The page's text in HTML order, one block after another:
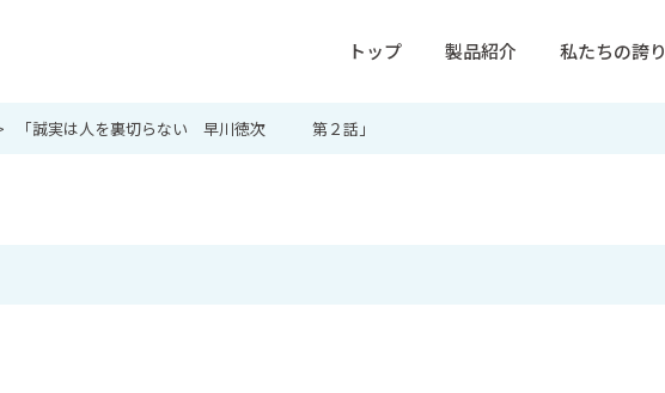
トップ 製品紹介 私たちの誇り
「誠実は人を裏切らない 早川徳次 第２話」